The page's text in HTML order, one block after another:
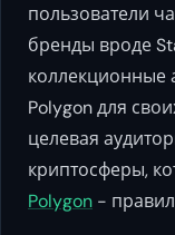
пользователи
бренды вроде
коллекционные
Polygon для
целевая
криптосферы,
Polygon -